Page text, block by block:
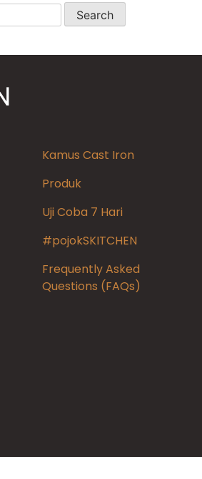
Kamus Cast Iron
Produk
Uji Coba 7 Hari
#pojokSKITCHEN
Frequently Asked
Questions (FAQs)